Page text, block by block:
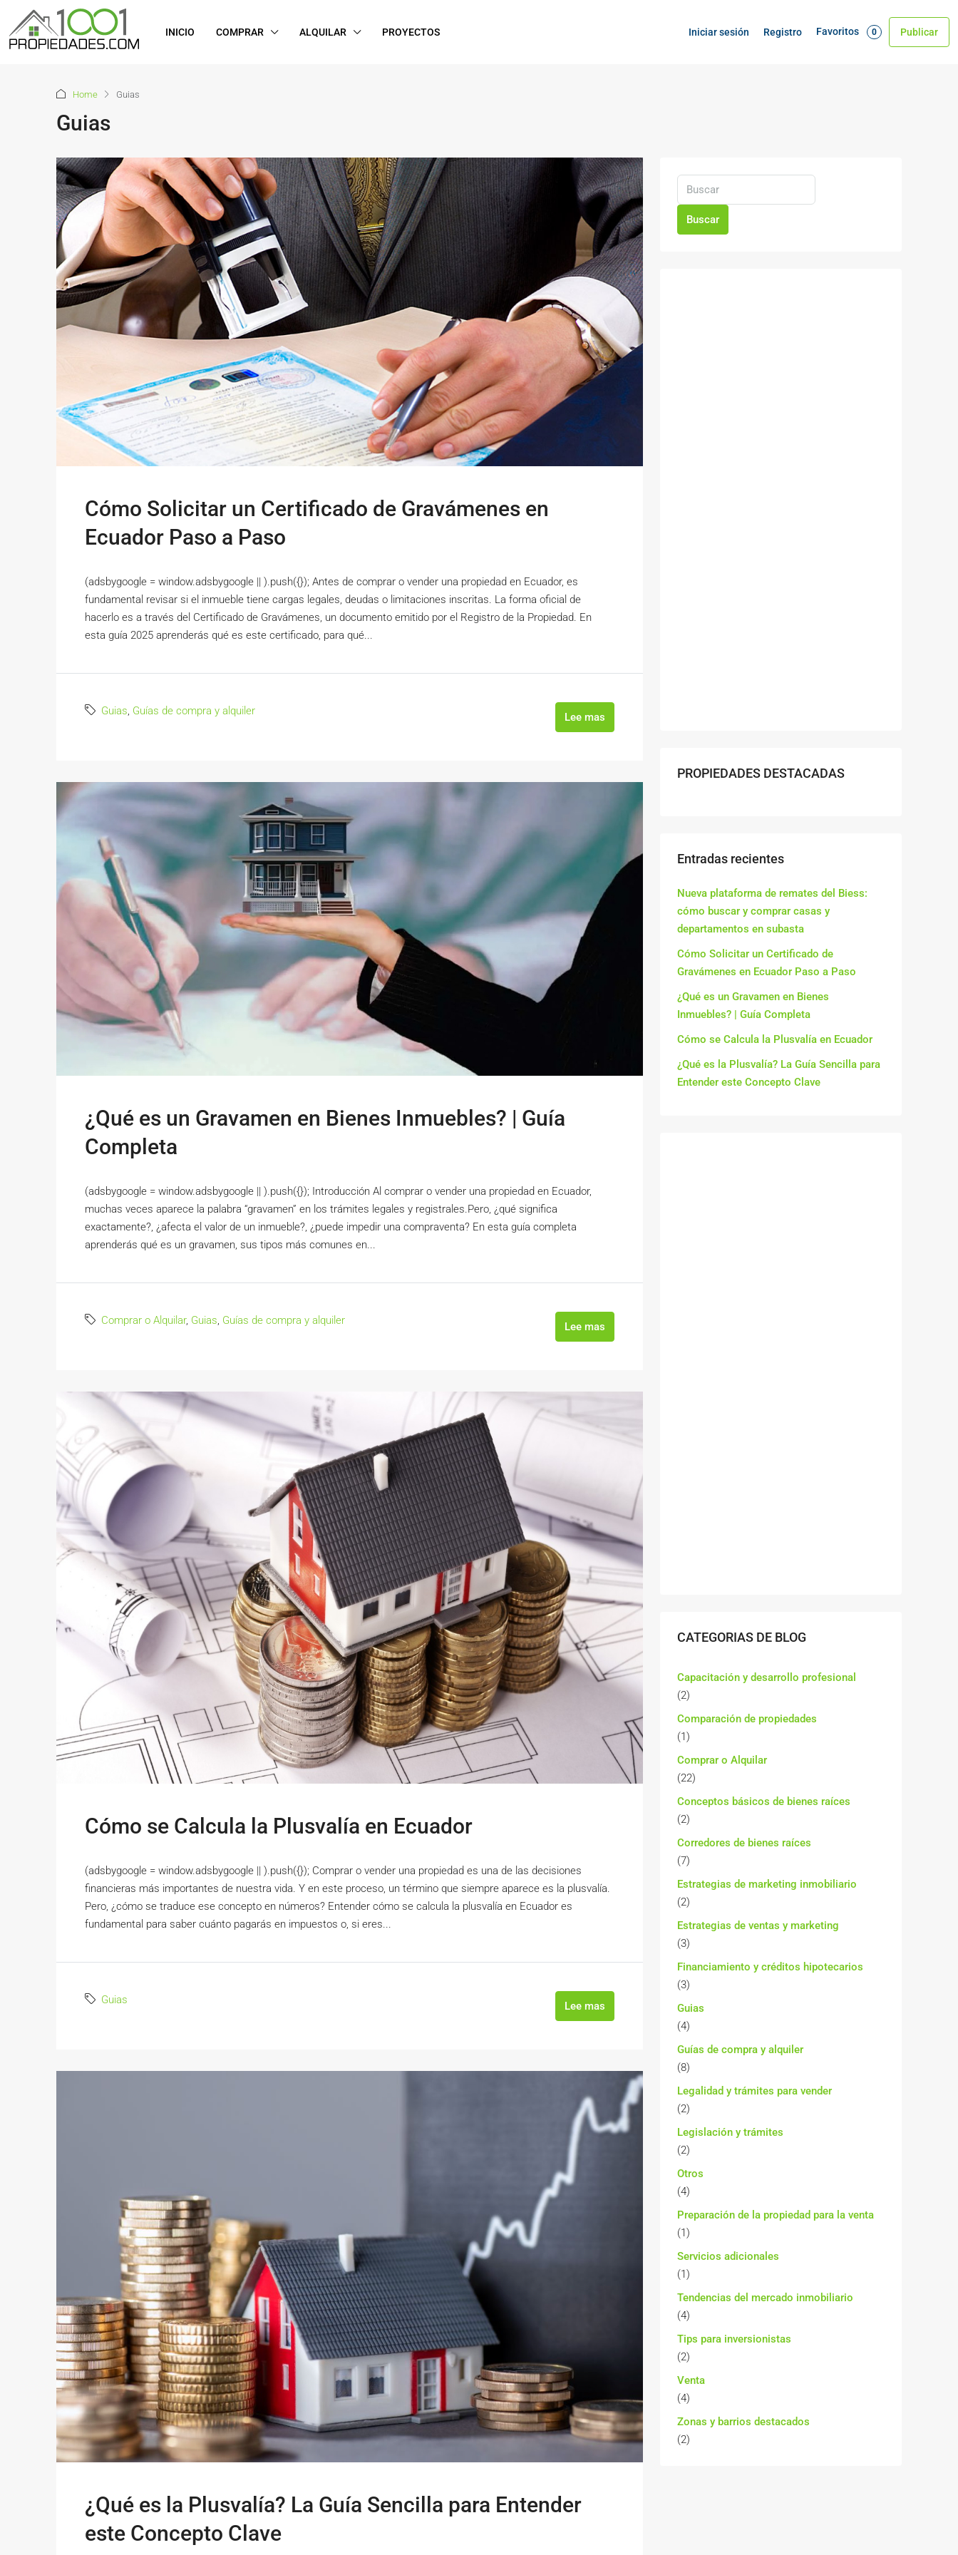
INICIO COMPRAR ALQUILAR PROYECTOS Iniciar sesión Registro Favoritos 0 Publicar
Home Guias
Guias
Cómo Solicitar un Certificado de Gravámenes en
Ecuador Paso a Paso
(adsbygoogle = window.adsbygoogle || ).push({}); Antes de comprar o vender una propiedad en Ecuador, es
fundamental revisar si el inmueble tiene cargas legales, deudas o limitaciones inscritas. La forma oficial de
hacerlo es a través del Certificado de Gravámenes, un documento emitido por el Registro de la Propiedad. En
esta guía 2025 aprenderás qué es este certificado, para qué...
Guias, Guías de compra y alquiler Lee mas
¿Qué es un Gravamen en Bienes Inmuebles? | Guía
Completa
(adsbygoogle = window.adsbygoogle || ).push({}); Introducción Al comprar o vender una propiedad en Ecuador,
muchas veces aparece la palabra “gravamen” en los trámites legales y registrales.Pero, ¿qué significa
exactamente?, ¿afecta el valor de un inmueble?, ¿puede impedir una compraventa? En esta guía completa
aprenderás qué es un gravamen, sus tipos más comunes en...
Comprar o Alquilar, Guias, Guías de compra y alquiler Lee mas
Cómo se Calcula la Plusvalía en Ecuador
(adsbygoogle = window.adsbygoogle || ).push({}); Comprar o vender una propiedad es una de las decisiones
financieras más importantes de nuestra vida. Y en este proceso, un término que siempre aparece es la plusvalía.
Pero, ¿cómo se traduce ese concepto en números? Entender cómo se calcula la plusvalía en Ecuador es
fundamental para saber cuánto pagarás en impuestos o, si eres...
Guias Lee mas
¿Qué es la Plusvalía? La Guía Sencilla para Entender
este Concepto Clave
Buscar
PROPIEDADES DESTACADAS
Entradas recientes
Nueva plataforma de remates del Biess:
cómo buscar y comprar casas y
departamentos en subasta
Cómo Solicitar un Certificado de
Gravámenes en Ecuador Paso a Paso
¿Qué es un Gravamen en Bienes
Inmuebles? | Guía Completa
Cómo se Calcula la Plusvalía en Ecuador
¿Qué es la Plusvalía? La Guía Sencilla para
Entender este Concepto Clave
CATEGORIAS DE BLOG
Capacitación y desarrollo profesional
(2)
Comparación de propiedades
(1)
Comprar o Alquilar
(22)
Conceptos básicos de bienes raíces
(2)
Corredores de bienes raíces
(7)
Estrategias de marketing inmobiliario
(2)
Estrategias de ventas y marketing
(3)
Financiamiento y créditos hipotecarios
(3)
Guias
(4)
Guías de compra y alquiler
(8)
Legalidad y trámites para vender
(2)
Legislación y trámites
(2)
Otros
(4)
Preparación de la propiedad para la venta
(1)
Servicios adicionales
(1)
Tendencias del mercado inmobiliario
(4)
Tips para inversionistas
(2)
Venta
(4)
Zonas y barrios destacados
(2)